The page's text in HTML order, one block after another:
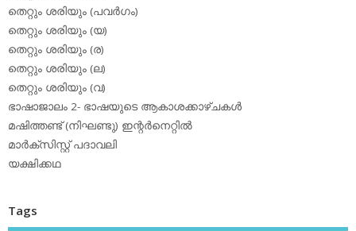
തെറ്റും ശരിയും (പവര്‍ഗം)
തെറ്റും ശരിയും (യ)
തെറ്റും ശരിയും (ര)
തെറ്റും ശരിയും (ല)
തെറ്റും ശരിയും (വ)
ഭാഷാജാലം 2- ഭാഷയുടെ ആകാശക്കാഴ്ചകള്‍
മഷിത്തണ്ട് (നിഘണ്ടു) ഇന്റര്‍നെറ്റില്‍
മാര്‍ക്‌സിസ്റ്റ് പദാവലി
യക്ഷിക്കഥ
Tags